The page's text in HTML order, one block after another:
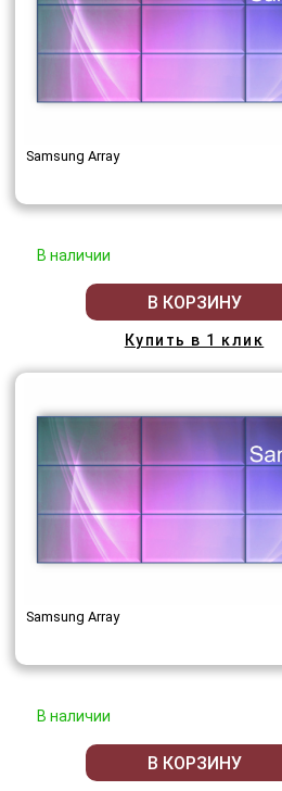
Samsung Array
В наличии
В КОРЗИНУ
Купить в 1 клик
Samsung Array
В наличии
В КОРЗИНУ